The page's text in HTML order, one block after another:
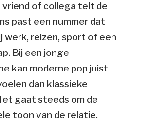
vriend of collega telt de
past een nummer dat
werk, reizen, sport of een
Bij een jonge
kan moderne pop juist
dan klassieke
gaat steeds om de
toon van de relatie.